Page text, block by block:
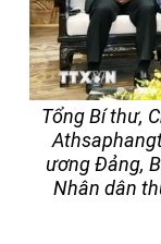
Tổng Bí thư,
ương Đảng,
Nhân dân